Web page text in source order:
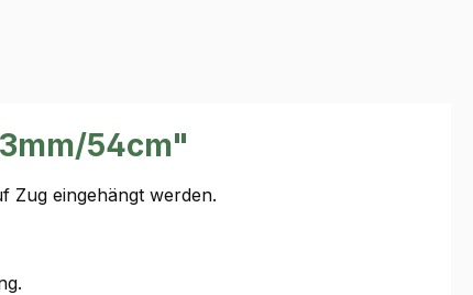
54cm"
Zug eingehängt werden.